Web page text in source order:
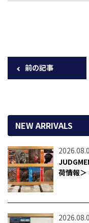
前の記事
NEW ARRIVALS
荷情報